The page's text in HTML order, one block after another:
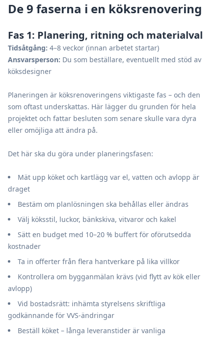
De 9 faserna i en köksrenovering
Fas 1: Planering, ritning och materialval
Tidsåtgång: 4–8 veckor (innan arbetet startar)
Ansvarsperson: Du som beställare, eventuellt med stöd av
köksdesigner
Planeringen är köksrenoveringens viktigaste fas – och den
som oftast underskattas. Här lägger du grunden för hela
projektet och fattar besluten som senare skulle vara dyra
eller omöjliga att ändra på.
Det här ska du göra under planeringsfasen:
Mät upp köket och kartlägg var el, vatten och avlopp är
draget
Bestäm om planlösningen ska behållas eller ändras
Välj köksstil, luckor, bänkskiva, vitvaror och kakel
Sätt en budget med 10–20 % buffert för oförutsedda
kostnader
Ta in offerter från flera hantverkare på lika villkor
Kontrollera om bygganmälan krävs (vid flytt av kök eller
avlopp)
Vid bostadsrätt: inhämta styrelsens skriftliga
godkännande för VVS-ändringar
Beställ köket – långa leveranstider är vanliga